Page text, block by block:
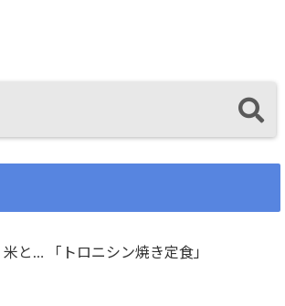
と… 「トロニシン焼き定食」